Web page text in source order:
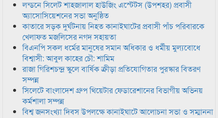
লন্ডনে সিলেট শাহজালাল হাউজিং এস্টেটস (উপশহর) প্রবাসী
অ্যাসোসিয়েশনের সভা অনুষ্ঠিত
কাতারে সড়ক দুর্ঘটনায় নিহত কানাইঘাটের প্রবাসী পাঁচ পরিবারকে
খেলাফত মজলিসের নগদ সহায়তা
বিএনপি সকল ধর্মের মানুষের সমান অধিকার ও ধর্মীয় মুল্যবোধে
বিশ্বাসী: আবুল কাহের চৌ: শামিম
রাজা গিরিশচন্দ্র স্কুলে বার্ষিক ক্রীড়া প্রতিযোগিতার পুরস্কার বিতরণ
সম্পন্ন
সিলেটে বাংলাদেশ গ্রুপ থিয়েটার ফেডারেশানের বিভাগীয় অভিনয়
কর্মশালা সম্পন্ন
বিশ্ব জনসংখ্যা দিবস উপলক্ষে কানাইঘাটে আলোচনা সভা ও সম্মাননা